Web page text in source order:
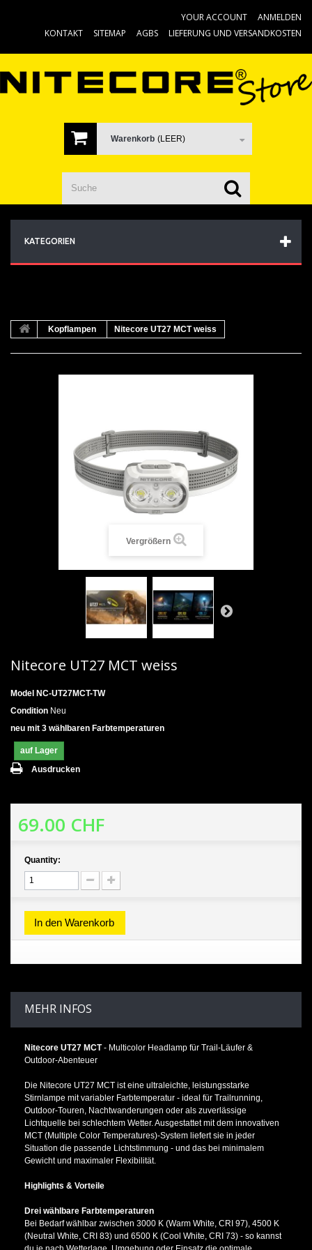
ANMELDEN
YOUR ACCOUNT
KONTAKT
SITEMAP AGBS LIEFERUNG UND VERSANDKOSTEN
Warenkorb (LEER)
KATEGORIEN
Kopflampen Nitecore UT27 MCT weiss
Vergrößern
Nitecore UT27 MCT weiss
Model NC-UT27MCT-TW
Condition Neu
neu mit 3 wählbaren Farbtemperaturen
auf Lager
Ausdrucken
69.00 CHF
Quantity:
In den Warenkorb
MEHR INFOS
Nitecore UT27 MCT- Multicolor Headlamp für Trail-Läufer &
Outdoor-Abenteuer
Die Nitecore UT27 MCT ist eine ultraleichte, leistungsstarke
Stirnlampe mit variabler Farbtemperatur - ideal für Trailrunning,
Outdoor-Touren, Nachtwanderungen oder als zuverlässige
Lichtquelle bei schlechtem Wetter. Ausgestattet mit dem innovativen
MCT (Multiple Color Temperatures)-System liefert sie in jeder
Situation die passende Lichtstimmung - und das bei minimalem
Gewicht und maximaler Flexibilität.
Highlights & Vorteile
Drei wählbare Farbtemperaturen
Bei Bedarf wählbar zwischen 3000 K (Warm White, CRI 97), 4500 K
(Neutral White, CRI 83) und 6500 K (Cool White, CRI 73) - so kannst